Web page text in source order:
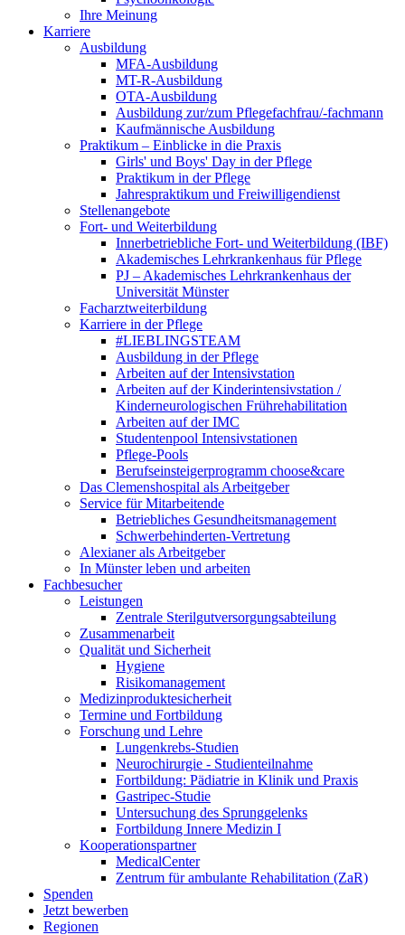
Ihre Meinung
Karriere
Ausbildung
MFA-Ausbildung
MT-R-Ausbildung
OTA-Ausbildung
Ausbildung zur/zum Pflegefachfrau/-fachmann
Kaufmännische Ausbildung
Praktikum – Einblicke in die Praxis
Girls' und Boys' Day in der Pflege
Praktikum in der Pflege
Jahrespraktikum und Freiwilligendienst
Stellenangebote
Fort- und Weiterbildung
Innerbetriebliche Fort- und Weiterbildung (IBF)
Akademisches Lehrkrankenhaus für Pflege
PJ – Akademisches Lehrkrankenhaus der
Universität Münster
Facharztweiterbildung
Karriere in der Pflege
#LIEBLINGSTEAM
Ausbildung in der Pflege
Arbeiten auf der Intensivstation
Arbeiten auf der Kinderintensivstation /
Kinderneurologischen Frührehabilitation
Arbeiten auf der IMC
Studentenpool Intensivstationen
Pflege-Pools
Berufseinsteigerprogramm choose&care
Das Clemenshospital als Arbeitgeber
Service für Mitarbeitende
Betriebliches Gesundheitsmanagement
Schwerbehinderten-Vertretung
Alexianer als Arbeitgeber
In Münster leben und arbeiten
Fachbesucher
Leistungen
Zentrale Sterilgutversorgungsabteilung
Zusammenarbeit
Qualität und Sicherheit
Hygiene
Risikomanagement
Medizinproduktesicherheit
Termine und Fortbildung
Forschung und Lehre
Lungenkrebs-Studien
Neurochirurgie - Studienteilnahme
Fortbildung: Pädiatrie in Klinik und Praxis
Gastripec-Studie
Untersuchung des Sprunggelenks
Fortbildung Innere Medizin I
Kooperationspartner
MedicalCenter
Zentrum für ambulante Rehabilitation (ZaR)
Spenden
Jetzt bewerben
Regionen